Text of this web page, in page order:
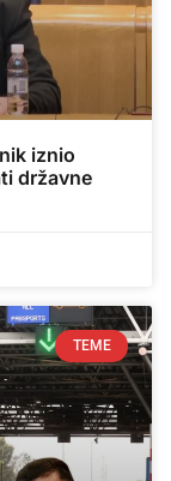
iznio
državne
TEME